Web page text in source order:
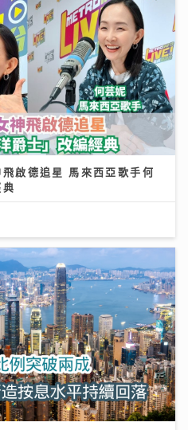
啟德追星 馬來西亞歌手何